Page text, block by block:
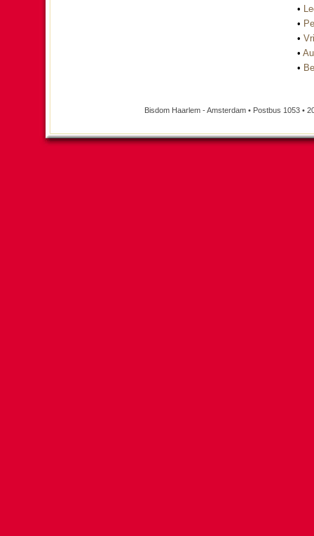
•
•
•
•
•
Bisdom Haarlem - Amsterdam • Postbus 1053 •